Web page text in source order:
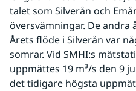
talet som Silverån och
översvämningar. De andra
Årets flöde i Silverån var
somrar. Vid SMHI:s
uppmättes 19 m³/s den 9
det tidigare högsta